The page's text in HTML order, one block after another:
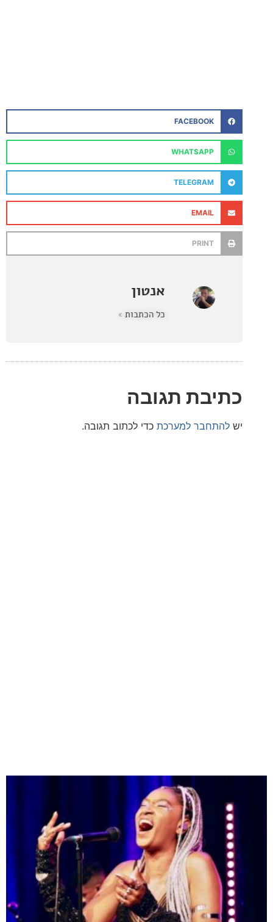
FACEBOOK
WHATSAPP
TELEGRAM
אנטון
תגובה
למערכתכדי לכתוב תגובה.